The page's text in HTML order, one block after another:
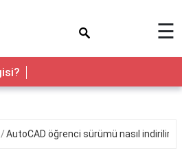
☰
AutoCAD öğrenci sürümü nasıl indirilir?